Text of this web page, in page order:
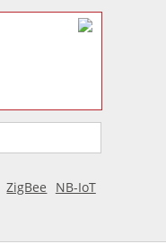
ZigBee
NB-IoT